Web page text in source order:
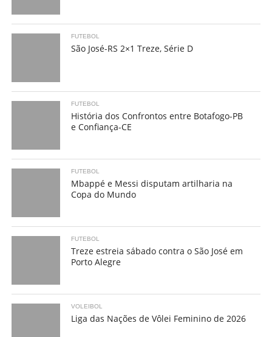
FUTEBOL
São José-RS 2×1 Treze, Série D
FUTEBOL
História dos Confrontos entre Botafogo-PB
e Confiança-CE
FUTEBOL
Mbappé e Messi disputam artilharia na
Copa do Mundo
FUTEBOL
Treze estreia sábado contra o São José em
Porto Alegre
VOLEIBOL
Liga das Nações de Vôlei Feminino de 2026